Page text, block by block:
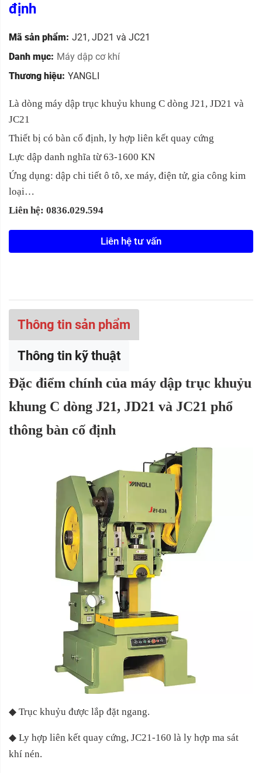
định
Mã sản phẩm: J21, JD21 và JC21
Danh mục: Máy dập cơ khí
Thương hiệu: YANGLI
Là dòng máy dập trục khuỷu khung C dòng J21, JD21 và
JC21
Thiết bị có bàn cố định, ly hợp liên kết quay cứng
Lực dập danh nghĩa từ 63-1600 KN
Ứng dụng: dập chi tiết ô tô, xe máy, điện tử, gia công kim
loại…
Liên hệ: 0836.029.594
Liên hệ tư vấn
Thông tin sản phẩm
Thông tin kỹ thuật
Đặc điểm chính của máy dập trục khuỷu
khung C dòng J21, JD21 và JC21 phổ
thông bàn cố định
◆ Trục khuỷu được lắp đặt ngang.
◆ Ly hợp liên kết quay cứng, JC21-160 là ly hợp ma sát
khí nén.